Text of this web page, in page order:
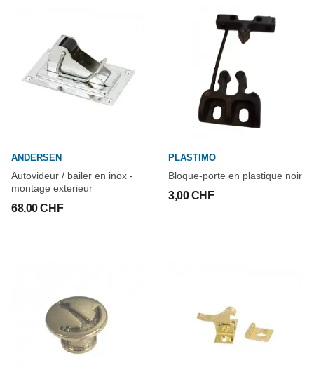
ANDERSEN
Autovideur / bailer en inox -
montage exterieur
68,00 CHF
PLASTIMO
Bloque-porte en plastique noir
3,00 CHF